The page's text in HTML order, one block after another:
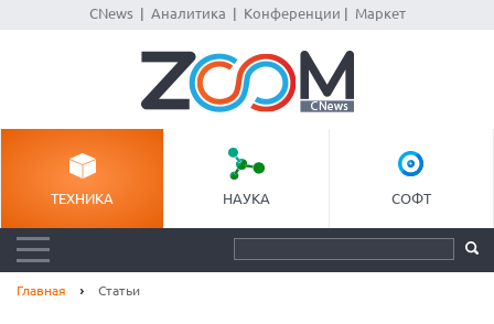
CNews| Аналитика Конференции Маркет
ТЕХНИКА НАУКА СОФТ
Главная Статьи